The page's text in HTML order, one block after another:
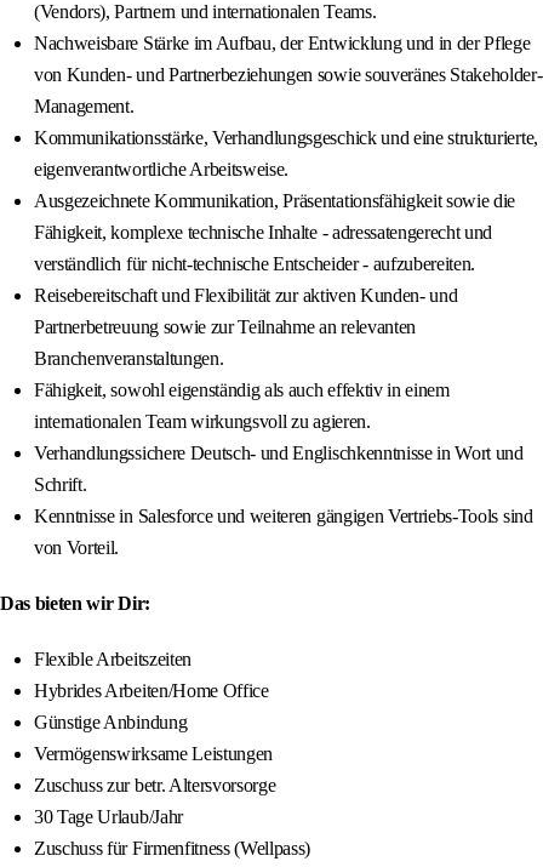
(Vendors), Partnern und internationalen Teams.
Nachweisbare Stärke im Aufbau, der Entwicklung und in der Pflege
von Kunden- und Partnerbeziehungen sowie souveränes Stakeholder-
Management.
Kommunikationsstärke, Verhandlungsgeschick und eine strukturierte,
eigenverantwortliche Arbeitsweise.
Ausgezeichnete Kommunikation, Präsentationsfähigkeit sowie die
Fähigkeit, komplexe technische Inhalte - adressatengerecht und
verständlich für nicht-technische Entscheider - aufzubereiten.
Reisebereitschaft und Flexibilität zur aktiven Kunden- und
Partnerbetreuung sowie zur Teilnahme an relevanten
Branchenveranstaltungen.
Fähigkeit, sowohl eigenständig als auch effektiv in einem
internationalen Team wirkungsvoll zu agieren.
Verhandlungssichere Deutsch- und Englischkenntnisse in Wort und
Schrift.
Kenntnisse in Salesforce und weiteren gängigen Vertriebs-Tools sind
von Vorteil.
Das bieten wir Dir:
Flexible Arbeitszeiten
Hybrides Arbeiten/Home Office
Günstige Anbindung
Vermögenswirksame Leistungen
Zuschuss zur betr. Altersvorsorge
30 Tage Urlaub/Jahr
Zuschuss für Firmenfitness (Wellpass)